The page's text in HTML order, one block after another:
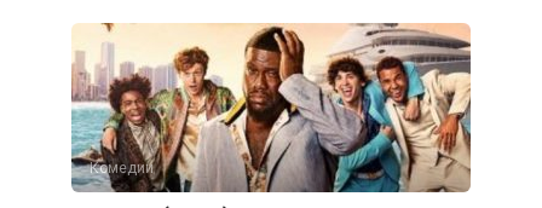
Комедии